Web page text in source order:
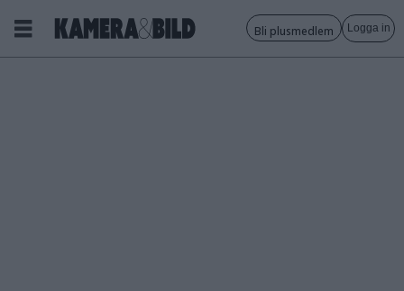
Bli plusmedlem Logga in